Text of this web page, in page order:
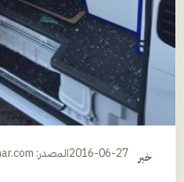
خبر 2016-06-27المصدر: annahar.com